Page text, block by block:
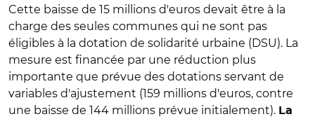
Cette baisse de 15 millions d'euros devait être à la
charge des seules communes qui ne sont pas
éligibles à la dotation de solidarité urbaine (DSU). La
mesure est financée par une réduction plus
importante que prévue des dotations servant de
variables d'ajustement (159 millions d'euros, contre
une baisse de 144 millions prévue initialement). La